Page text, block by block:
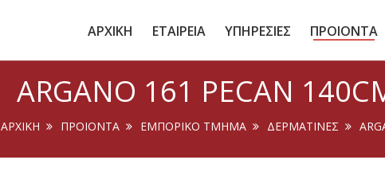
ΑΡΧΙΚΗ ΕΤΑΙΡΕΙΑ ΥΠΗΡΕΣΙΕΣ ΠΡΟΙΟΝΤΑ
ARGANO 161 PECAN
ΑΡΧΙΚΉ ΠΡΟΙΟΝΤΑ ΕΜΠΟΡΙΚΟ ΤΜΗΜΑ ΔΕΡΜΑΤΙΝΕΣ